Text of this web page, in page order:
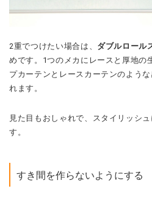
2重でつけたい場合は、 ダブルロール
めです。 1つのメカにレースと厚地の
プカーテンとレースカーテンのよう
れます。
見た目もおしゃれで、スタイリッシ
す。
すき間を作らないようにする